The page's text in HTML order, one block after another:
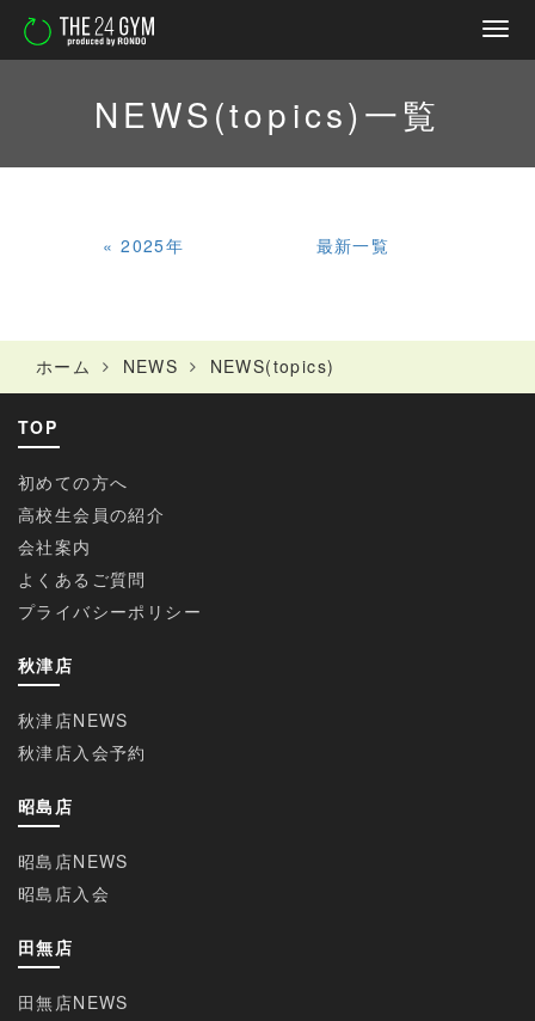
NEWS(topics) 一覧
«2025年 最新一覧
ホーム NEWS NEWS(topics)
TOP
初めての方へ
高校生会員の紹介
会社案内
よくあるご質問
プライバシーポリシー
秋津店
秋津店NEWS
秋津店入会予約
昭島店
昭島店NEWS
昭島店入会
田無店
田無店NEWS